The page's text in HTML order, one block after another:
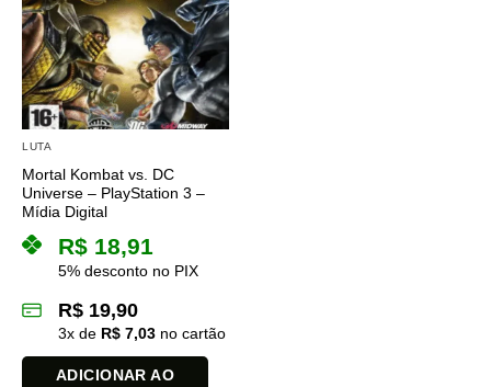
LUTA
Mortal Kombat vs. DC
Universe – PlayStation 3 –
Mídia Digital
R$ 18,91
5% desconto no PIX
R$ 19,90
3x de R$ 7,03 no cartão
ADICIONAR AO